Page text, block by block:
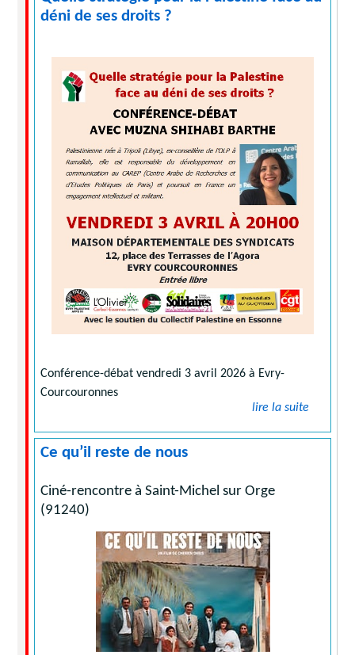
déni de ses droits ?
Conférence-débat vendredi 3 avril 2026 à Evry-
Courcouronnes
lire la suite
Ce qu’il reste de nous
Ciné-rencontre à Saint-Michel sur Orge
(91240)